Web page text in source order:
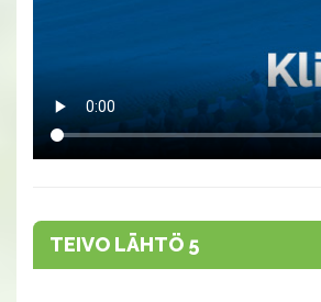
TEIVO LÄHTÖ 5